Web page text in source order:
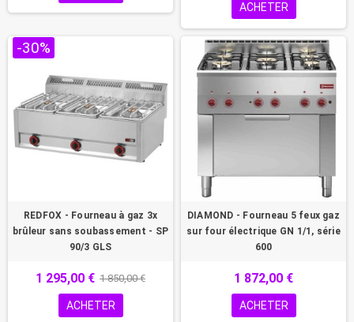
ACHETER
-30%
REDFOX - Fourneau à gaz 3x
brûleur sans soubassement - SP
90/3 GLS
1 295,00 € 1 850,00 €
ACHETER
DIAMOND - Fourneau 5 feux gaz
sur four électrique GN 1/1, série
600
1 872,00 €
ACHETER